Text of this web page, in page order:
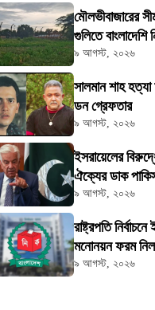
মৌলভীবাজারের
গুলিতে বাংলাদেশি
৯ আগস্ট, ২০২৬
সালমান শাহ
ডন গ্রেফতার
৯ আগস্ট, ২০২৬
ইসরায়েলের
ঐক্যের ডাক
৯ আগস্ট, ২০২৬
রাষ্ট্রপতি
মনোনয়ন ফরম নিল
৯ আগস্ট, ২০২৬